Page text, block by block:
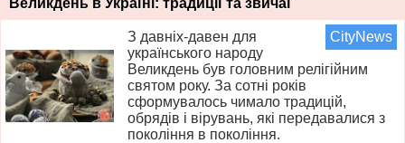
Великдень в Україні: традиції та звичаї
CityNews
З давніх-давен для
українського народу
Великдень був головним релігійним
святом року. За сотні років
сформувалось чимало традицій,
обрядів і вірувань, які передавалися з
покоління в покоління.